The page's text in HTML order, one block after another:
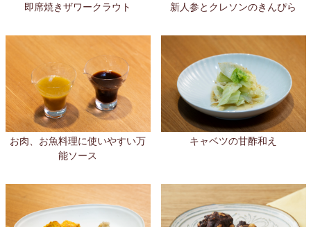
即席焼きザワークラウト 新人参とクレソンのきんぴら
お肉、お魚料理に使いやすい万
能ソース
キャベツの甘酢和え